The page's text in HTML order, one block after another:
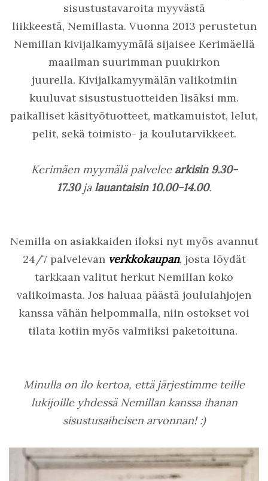
sisustustavaroita myyvästä
liikkeestä, Nemillasta. Vuonna 2013 perustetun
Nemillan kivijalkamyymälä sijaisee Kerimäellä
maailman suurimman puukirkon
juurella. Kivijalkamyymälän valikoimiin
kuuluvat sisustustuotteiden lisäksi mm.
paikalliset käsityötuotteet, matkamuistot, lelut,
pelit, sekä toimisto- ja koulutarvikkeet.
Kerimäen myymälä palvelee arkisin 9.30-
17.30jalauantaisin 10.00-14.00.
Nemilla on asiakkaiden iloksi nyt myös avannut
24/7 palvelevan verkkokaupan, josta löydät
tarkkaan valitut herkut Nemillan koko
valikoimasta. Jos haluaa päästä joululahjojen
kanssa vähän helpommalla, niin ostokset voi
tilata kotiin myös valmiiksi paketoituna.
Minulla on ilo kertoa, että järjestimme teille
lukijoille yhdessä Nemillan kanssa ihanan
sisustusaiheisen arvonnan! :)